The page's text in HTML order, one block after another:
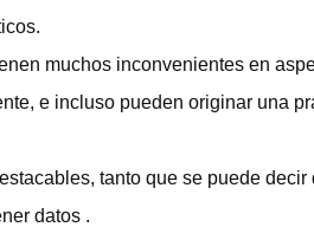
muchos inconvenientes en
e incluso pueden originar una
tanto que se puede
datos .